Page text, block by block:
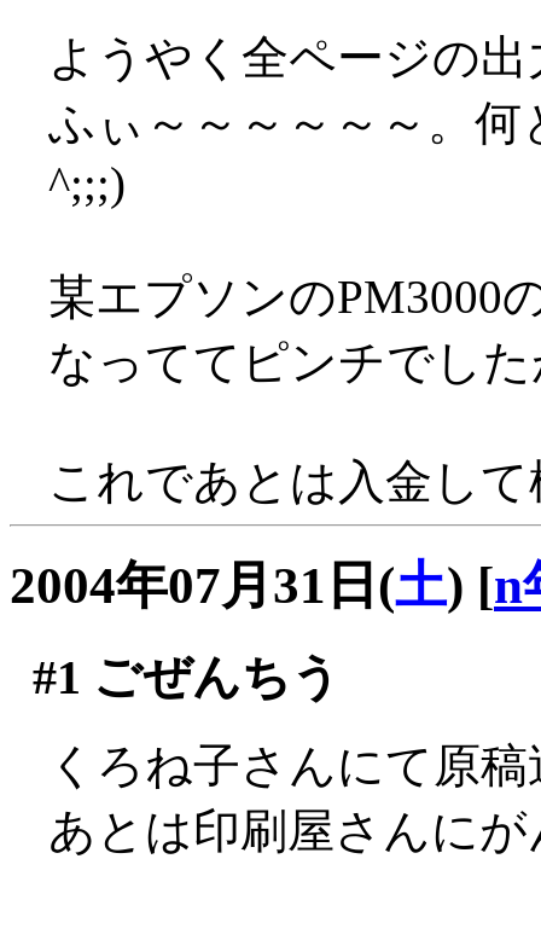
ようやく全ページの
ふぃ～～～～～～。
^;;;)
某エプソンのPM3000
なっててピンチでし
これであとは入金し
2004年07月31日(土) [n
#1 ごぜんちう
くろね子さんにて原
あとは印刷屋さんに